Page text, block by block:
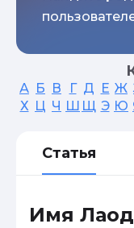
А Б В Г Д Е Ж
Х Ц Ч Ш Щ Э Ю
Статья
Имя